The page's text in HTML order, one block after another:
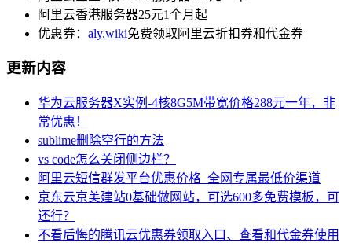
阿里云香港服务器25元1个月起
优惠券： aly.wiki免费领取阿里云折扣券和代金券
更新内容
华为云服务器X实例-4核8G5M带宽价格288元一年，非
常优惠！
sublime删除空行的方法
vs code怎么关闭侧边栏？
阿里云短信群发平台优惠价格_全网专属最低价渠道
京东云京美建站0基础做网站，可选600多免费模板，可
还行？
不看后悔的腾讯云优惠券领取入口、查看和代金券使用